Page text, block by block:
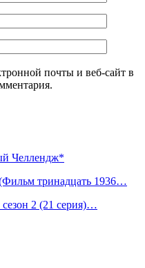
почты и веб-сайт в
Челлендж*
тринадцать 1936…
2 (21 серия)…